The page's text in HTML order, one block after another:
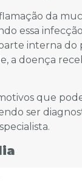
da
essa
interna do
a doença
que
ser